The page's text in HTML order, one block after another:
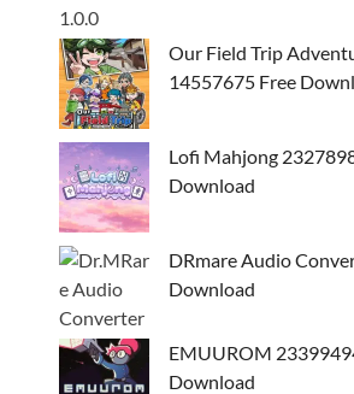
Our Field Trip
14557675 Free
Lofi Mahjong
Download
DRmare Audio
Download
EMUUROM
Download